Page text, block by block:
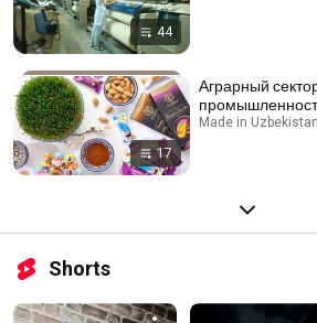
44
17
Аграрный
Made in
Shorts